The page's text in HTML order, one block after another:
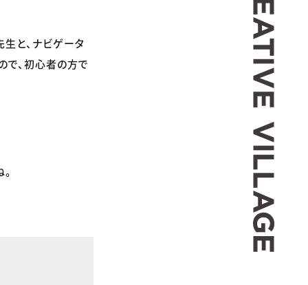
と、ナビゲータ
、初心者の方で